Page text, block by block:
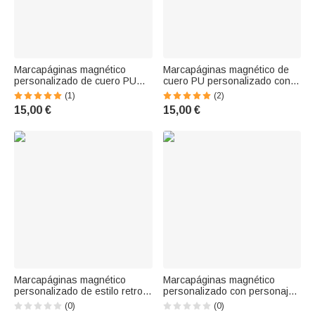
Marcapáginas magnético
personalizado de cuero PU
con inicial, efecto diamante y
flor del mes de nacimiento, con
nombre; regalo de
ideal para los amantes de los
(1)
15,00 €
Marcapáginas magnético de
cuero PU personalizado con
nombre e inicial de flor de
nacimiento multicolor Regalo
de librería de uso diario para
libros
(2)
15,00 €
Marcapáginas magnético
personalizado de estilo retro
con flor del mes de nacimiento,
(0)
Marcapáginas magnético
personalizado con personaje
de dibujos animados, nombre
(0)